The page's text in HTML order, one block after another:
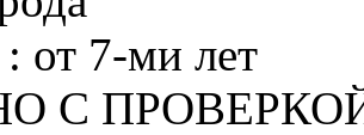
от 7-ми лет
С ПРОВЕРКОЙ